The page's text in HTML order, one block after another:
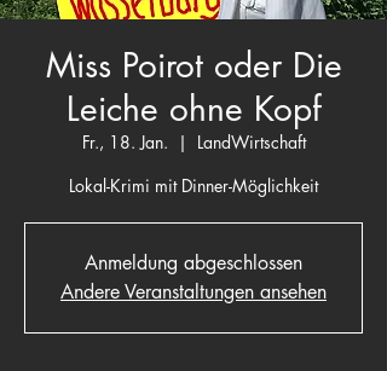
Miss Poirot oder Die
Leiche ohne Kopf
Fr., 18. Jan.
  |
LandWirtschaft
Lokal-Krimi mit Dinner-Möglichkeit
Anmeldung abgeschlossen
Andere Veranstaltungen ansehen